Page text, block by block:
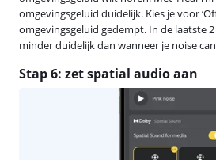
omgevingsgeluid duidelijk. Kies je voor
omgevingsgeluid gedempt. In de laatste
minder duidelijk dan wanneer je noise
Stap 6: zet spatial audio aan